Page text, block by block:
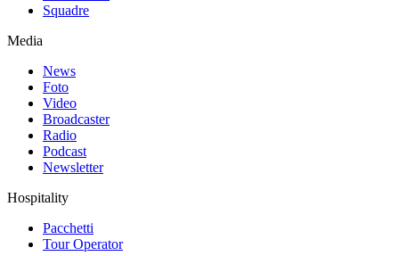
Squadre
Media
News
Foto
Video
Broadcaster
Radio
Podcast
Newsletter
Hospitality
Pacchetti
Tour Operator